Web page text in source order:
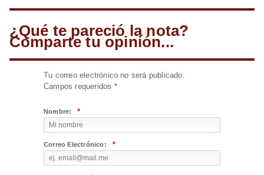
¿Qué te pareció la nota?
Comparte tu opinión...
Tu correo electrónico no será publicado.
Campos requeridos *
Nombre: *
Correo Electrónico: *